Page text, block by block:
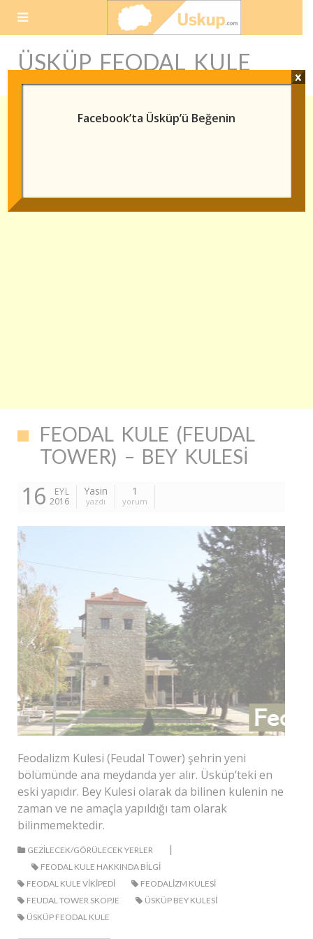
ÜSKÜP FEODAL KULE
FEODAL KULE (FEUDAL
TOWER) – BEY KULESI
16
EYL
2016
Yasin
yazdı
1
yorum
Feodalizm Kulesi (Feudal Tower) şehrin yeni
bölümünde ana meydanda yer alır. Üsküp’teki en
eski yapıdır. Bey Kulesi olarak da bilinen kulenin ne
zaman ve ne amaçla yapıldığı tam olarak
bilinmemektedir.
GEZILECEK/GÖRÜLECEK YERLER |
FEODAL KULE HAKKINDA BILGI
FEODAL KULE VIKIPEDI
FEODALIZM KULESI
FEUDAL TOWER SKOPJE
ÜSKÜP BEY KULESI
ÜSKÜP FEODAL KULE
Facebook’ta Üsküp’ü Beğenin
x